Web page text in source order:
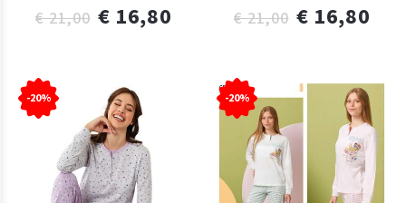
€ 21,00 € 16,80 € 21,00 € 16,80
-20% -20%